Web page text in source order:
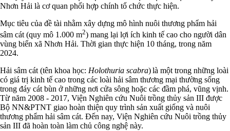
Nhơn Hải là cơ quan phối hợp chính tổ chức thực hiện.
Mục tiêu của đề tài nhằm xây dựng mô hình nuôi thương phẩm hải
sâm cát (quy mô 1.000 m2) mang lại lợi ích kinh tế cao cho người dân
vùng biển xã Nhơn Hải. Thời gian thực hiện 10 tháng, trong năm
2024.
Hải sâm cát (tên khoa học: Holothuria scabra) là một trong những loài
có giá trị kinh tế cao trong các loài hải sâm thương mại thường sống
trong đáy cát bùn ở những nơi cửa sông hoặc các đầm phá, vũng vịnh.
Từ năm 2008 - 2017, Viện Nghiên cứu Nuôi trồng thủy sản III được
Bộ NN&PTNT giao hoàn thiện quy trình sản xuất giống và nuôi
thương phẩm hải sâm cát. Đến nay, Viện Nghiên cứu Nuôi trồng thủy
sản III đã hoàn toàn làm chủ công nghệ này.